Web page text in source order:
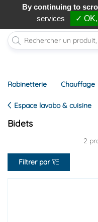
Robinetterie Chauffage
Espace lavabo & cuisine
Bidets
2
Filtrer par
By continuing to
services
✓ OK,